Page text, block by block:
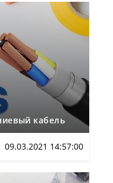
кабель
09.03.2021 14:57:00